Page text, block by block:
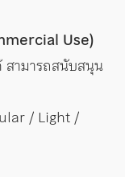
Use)
สามารถสนับสนุน
/ Light /